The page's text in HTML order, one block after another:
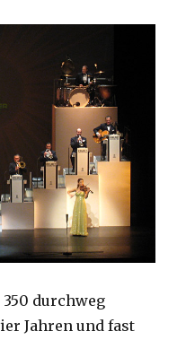
durchweg
Jahren und fast